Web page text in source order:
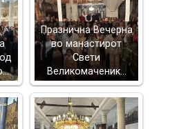
Празнична Вечерна
во манастирот
Свети
Великомаченик…